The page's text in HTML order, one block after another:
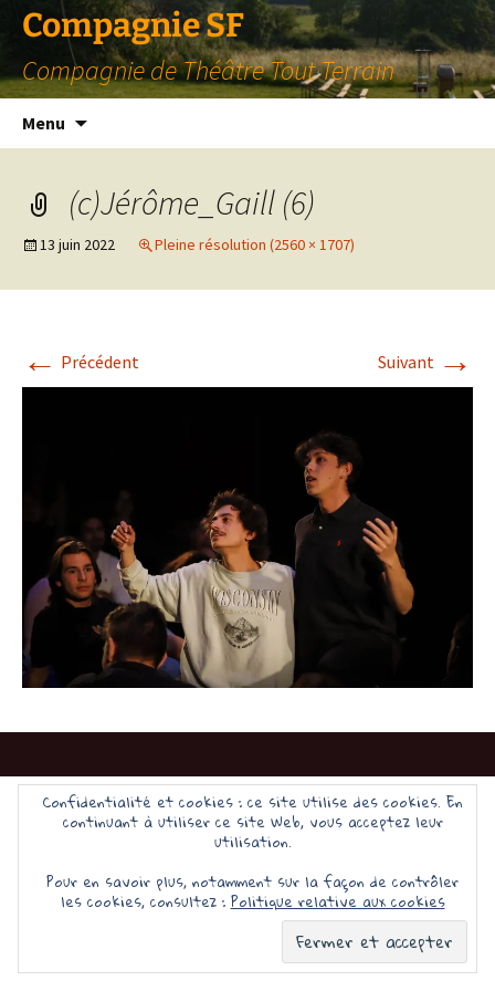
Compagnie SF
Compagnie de Théâtre Tout Terrain
Menu
(c)Jérôme_Gaill (6)
13 juin 2022 Pleine résolution (2560 × 1707)
← Précédent Suivant →
Fièrement propulsé par WordPress
Confidentialité et cookies : ce site utilise des cookies. En
continuant à utiliser ce site Web, vous acceptez leur
utilisation.
Pour en savoir plus, notamment sur la façon de contrôler
les cookies, consultez :Politique relative aux cookies